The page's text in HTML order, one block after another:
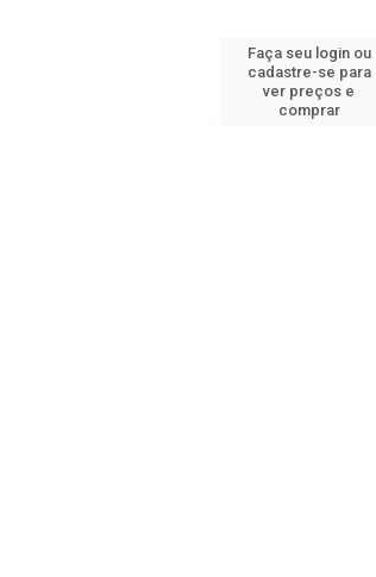
Faça seu login ou
cadastre-se para
ver preços e
comprar